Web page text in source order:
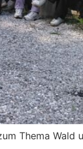
Thema Wald